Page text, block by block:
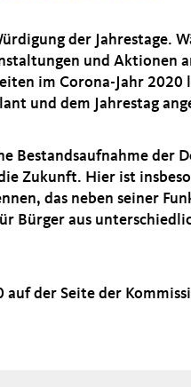
der Jahrestage.
und Aktionen
im Corona-Jahr
und dem Jahrestag
Bestandsaufnahme der
Zukunft. Hier ist
das neben seiner
Bürger aus
der Seite der